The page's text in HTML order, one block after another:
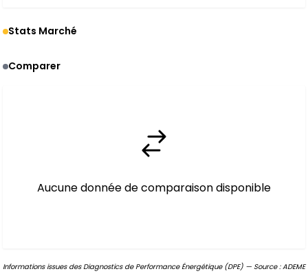
Stats Marché
Comparer
Aucune donnée de comparaison disponible
Informations issues des Diagnostics de Performance Énergétique (DPE) — Source : ADEME